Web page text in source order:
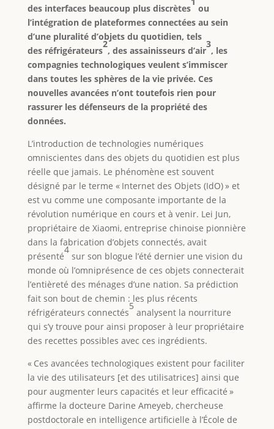
des interfaces beaucoup plus discrètes
ou
l’intégration de plateformes connectées au sein
d’une pluralité d’objets du quotidien, tels
des réfrigérateurs
2
, des assainisseurs d’air
3
, les
compagnies technologiques veulent s’immiscer
dans toutes les sphères de la vie privée. Ces
nouvelles avancées n’ont toutefois rien pour
rassurer les défenseurs de la propriété des
données.
L’introduction de technologies numériques
omniscientes dans des objets du quotidien est plus
réelle que jamais. Le phénomène est souvent
désigné par le terme « Internet des Objets (IdO) » et
est vu comme une composante importante de la
révolution numérique en cours et à venir. Lei Jun,
propriétaire de Xiaomi, entreprise chinoise pionnière
dans la fabrication d’objets connectés, avait
présenté
4
sur son blogue l’été dernier une vision du
monde où l’omniprésence de ces objets connecterait
l’entièreté des ménages d’une nation. Sa prédiction
fait son bout de chemin : les plus récents
réfrigérateurs connectés
5
analysent la nourriture
qui s’y trouve pour ainsi proposer à leur propriétaire
des recettes possibles avec ces ingrédients.
« Ces avancées technologiques existent pour faciliter
la vie des utilisateurs [et des utilisatrices] ainsi que
pour augmenter leurs capacités et leur efficacité »
affirme la docteure Darine Ameyeb, chercheuse
postdoctorale en intelligence artificielle à l’École de